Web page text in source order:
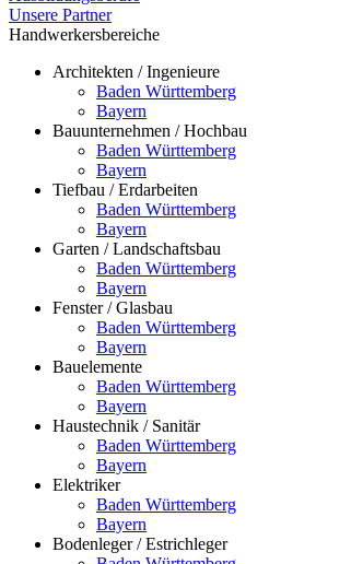
Unsere Partner
Handwerkersbereiche
Architekten / Ingenieure
Baden Württemberg
Bayern
Bauunternehmen / Hochbau
Baden Württemberg
Bayern
Tiefbau / Erdarbeiten
Baden Württemberg
Bayern
Garten / Landschaftsbau
Baden Württemberg
Bayern
Fenster / Glasbau
Baden Württemberg
Bayern
Bauelemente
Baden Württemberg
Bayern
Haustechnik / Sanitär
Baden Württemberg
Bayern
Elektriker
Baden Württemberg
Bayern
Bodenleger / Estrichleger